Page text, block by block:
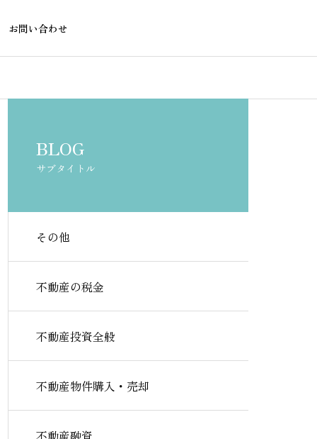
お問い合わせ
派遣社員でも住宅ローンを組
ポイントを解説
勤続1年未満
BLOG
サブタイトル
その他
不動産の税金
不動産投資全般
不動産物件購入・売却
不動産融資